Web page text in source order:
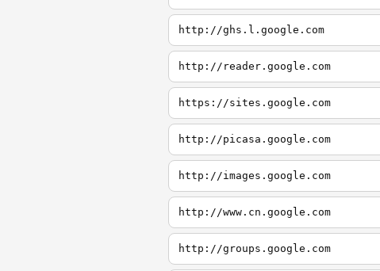
http://ghs.l.google.com
http://reader.google.com
https://sites.google.com
http://picasa.google.com
http://images.google.com
http://www.cn.google.com
http://groups.google.com